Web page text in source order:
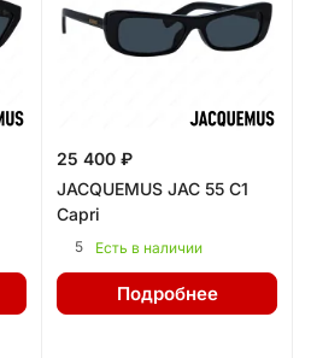
25 400 ₽
JACQUEMUS JAC 55 C1
Capri
5 Есть в наличии
Подробнее